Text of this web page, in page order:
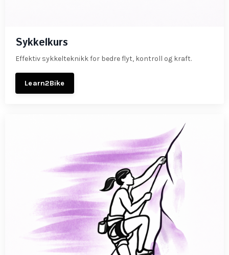
Sykkelkurs
Effektiv sykkelteknikk for bedre flyt, kontroll og kraft.
Learn2Bike